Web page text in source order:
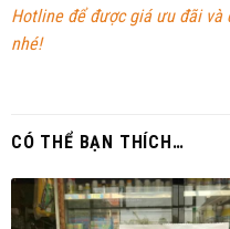
Hotline để được giá ưu đãi và
nhé!
CÓ THỂ BẠN THÍCH…